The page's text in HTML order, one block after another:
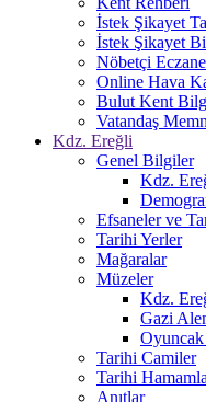
İstek Şikayet
İstek Şikayet
Nöbetçi
Online Hava
Bulut Kent
Vatandaş
Kdz. Ereğli
Genel Bilgiler
Kdz.
Efsaneler ve
Tarihi Yerler
Mağaralar
Müzeler
Kdz.
Gazi
Tarihi Camiler
Tarihi
Anıtlar